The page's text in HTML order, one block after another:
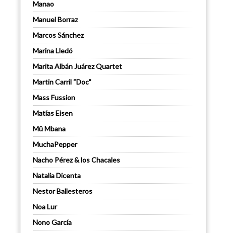
Manao
Manuel Borraz
Marcos Sánchez
Marina Lledó
Marita Albán Juárez Quartet
Martin Carril “Doc”
Mass Fussion
Matías Eisen
Mû Mbana
MuchaPepper
Nacho Pérez & los Chacales
Natalia Dicenta
Nestor Ballesteros
Noa Lur
Nono García